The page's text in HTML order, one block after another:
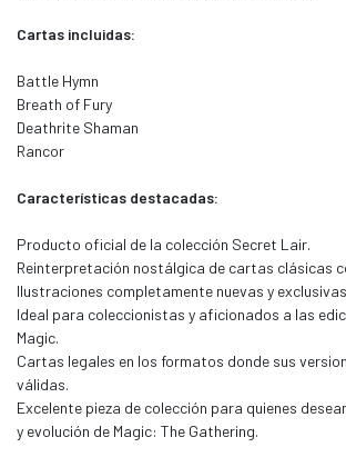
Cartas incluidas:
Battle Hymn
Breath of Fury
Deathrite Shaman
Rancor
Características destacadas:
Producto oficial de la colección Secret Lair.
Reinterpretación nostálgica de cartas clásicas
Ilustraciones completamente nuevas y
Ideal para coleccionistas y aficionados a las
Magic.
Cartas legales en los formatos donde sus
válidas.
Excelente pieza de colección para quienes
y evolución de Magic: The Gathering.